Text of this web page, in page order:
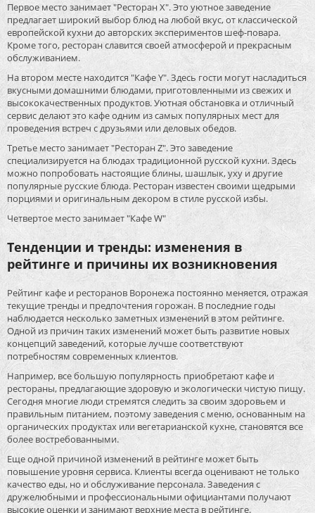
Первое место занимает "Ресторан X". Это уютное заведение
предлагает широкий выбор блюд на любой вкус, от классической
европейской кухни до авторских экспериментов шеф-повара.
Кроме того, ресторан славится своей атмосферой и прекрасным
обслуживанием.
На втором месте находится "Кафе Y". Здесь гости могут насладиться
вкусными домашними блюдами, приготовленными из свежих и
высококачественных продуктов. Уютная обстановка и отличный
сервис делают это кафе одним из самых популярных мест для
проведения встреч с друзьями или деловых обедов.
Третье место занимает "Ресторан Z". Это заведение
специализируется на блюдах традиционной русской кухни. Здесь
можно попробовать настоящие блины, шашлык, уху и другие
популярные русские блюда. Ресторан известен своими щедрыми
порциями и оригинальным декором в стиле русской избы.
Четвертое место занимает "Кафе W"
Тенденции и тренды: изменения в
рейтинге и причины их возникновения
Рейтинг кафе и ресторанов Воронежа постоянно меняется, отражая
текущие тренды и предпочтения горожан. В последние годы
наблюдается несколько заметных изменений в этом рейтинге.
Одной из причин таких изменений может быть развитие новых
концепций заведений, которые лучше соответствуют
потребностям современных клиентов.
Например, все большую популярность приобретают кафе и
рестораны, предлагающие здоровую и экологически чистую пищу.
Сегодня многие люди стремятся следить за своим здоровьем и
правильным питанием, поэтому заведения с меню, основанным на
органических продуктах или вегетарианской кухне, становятся все
более востребованными.
Еще одной причиной изменений в рейтинге может быть
повышение уровня сервиса. Клиенты всегда оценивают не только
качество еды, но и обслуживание персонала. Заведения с
дружелюбными и профессиональными официантами получают
высокие оценки и занимают верхние места в рейтинге.